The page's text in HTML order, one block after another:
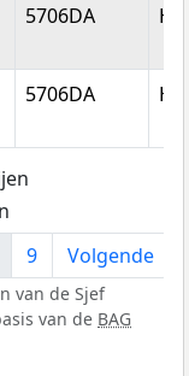
5706DA
5706DA
9 Volgende
van de Sjef
van de BAG